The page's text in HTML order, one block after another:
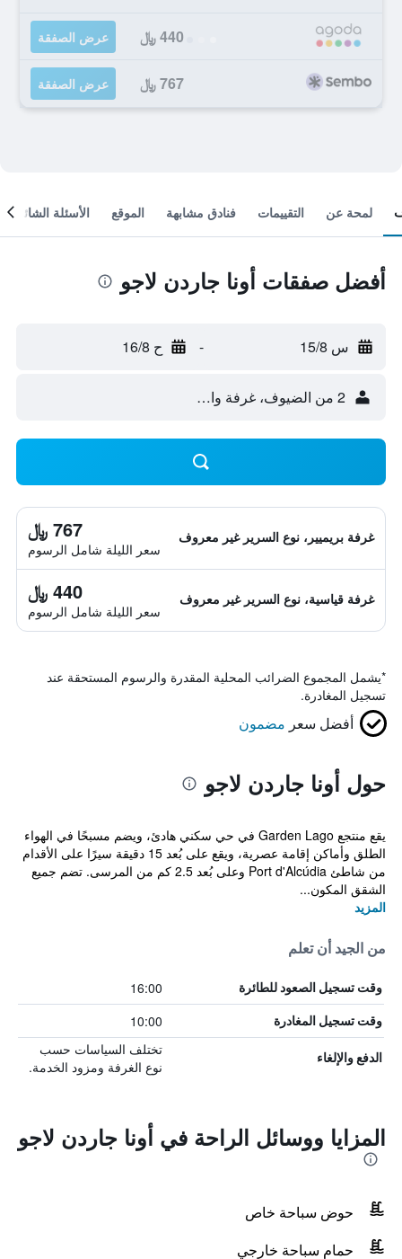
440 ﷼ عرض الصفقة
767 ﷼ عرض الصفقة
لمحة عن التقييمات فنادق مشابهة الموقع الأسئلة الشائعة
أفضل صفقات أونا جاردن لاجو
س 15/8 - ح 16/8
2 من الضيوف، غرفة واحدة
غرفة بريميير، نوع السرير غير معروف 767 ﷼
سعر الليلة شامل الرسوم
غرفة قياسية، نوع السرير غير معروف 440 ﷼
سعر الليلة شامل الرسوم
*يشمل المجموع الضرائب المحلية المقدرة والرسوم المستحقة عند
تسجيل المغادرة.
أفضل سعر مضمون
حول أونا جاردن لاجو
يقع منتجع Garden Lago في حي سكني هادئ، ويضم مسبحًا في الهواء
الطلق وأماكن إقامة عصرية، ويقع على بُعد 15 دقيقة سيرًا على الأقدام
من شاطئ Port d'Alcúdia وعلى بُعد 2.5 كم من المرسى. تضم جميع
الشقق المكون...
المزيد
من الجيد أن تعلم
وقت تسجيل الصعود للطائرة 16:00
وقت تسجيل المغادرة 10:00
الدفع والإلغاء
تختلف السياسات حسب
نوع الغرفة ومزود الخدمة.
المزايا ووسائل الراحة في أونا جاردن لاجو
حوض سباحة خاص
حمام سباحة خارجي